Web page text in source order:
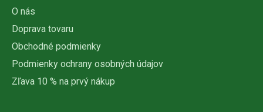
O nás
Doprava tovaru
Obchodné podmienky
Podmienky ochrany osobných údajov
Zľava 10 % na prvý nákup